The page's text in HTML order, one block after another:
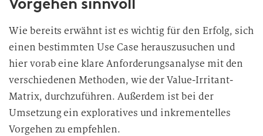
Wie bereits erwähnt ist es wichtig für den Erfolg, sich
einen bestimmten Use Case herauszusuchen und
hier vorab eine klare Anforderungsanalyse mit den
verschiedenen Methoden, wie der Value-Irritant-
Matrix, durchzuführen. Außerdem ist bei der
Umsetzung ein exploratives und inkrementelles
Vorgehen zu empfehlen.